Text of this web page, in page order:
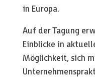
in Europa.
Auf der Tagung
Einblicke in
Möglichkeit, sich